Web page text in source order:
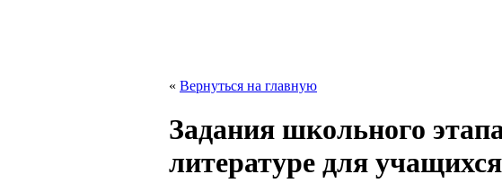
« Вернуться на главную
Задания школьного
литературе для